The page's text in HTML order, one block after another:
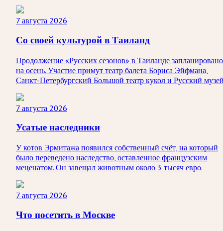
7 августа 2026
Со своей культурой в Таиланд
Продолжение «Русских сезонов» в Таиланде запланировано
на осень. Участие примут театр балета Бориса Эйфмана,
Санкт-Петербургский Большой театр кукол и Русский
7 августа 2026
Усатые наследники
У котов Эрмитажа появился собственный счёт, на который
было переведено наследство, оставленное французским
меценатом. Он завещал животным около 3 тысяч евро.
7 августа 2026
Что посетить в Москве